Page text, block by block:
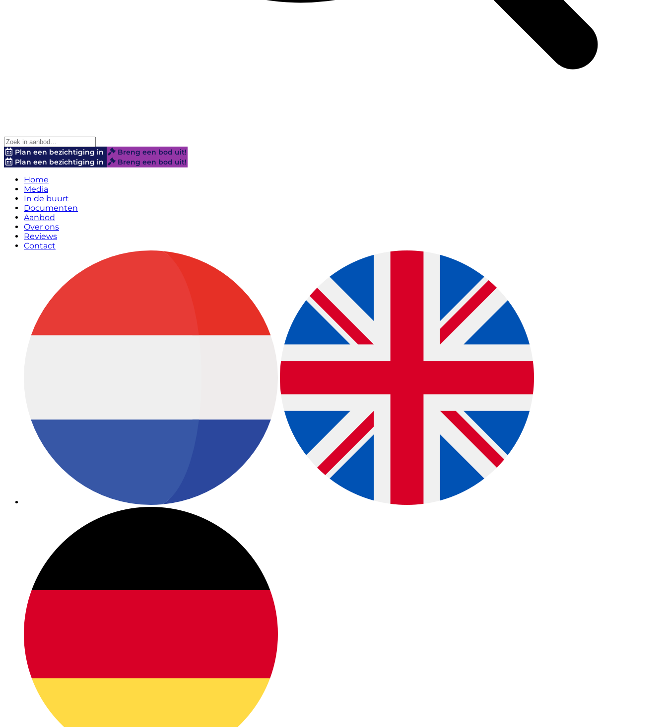
Plan een bezichtiging in
Breng een bod uit!
Plan een bezichtiging in
Breng een bod uit!
Home
Media
In de buurt
Documenten
Aanbod
Over ons
Reviews
Contact